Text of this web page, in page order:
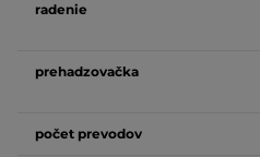
radenie
prehadzovačka
počet prevodov